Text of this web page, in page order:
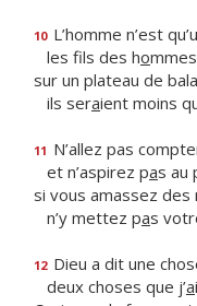
10 L’homme n’est
les fils des ho
sur un plateau de
ils seraient moins
11 N’allez pas
et n’aspirez pas au
si vous amassez des
n’y mettez pas
12 Dieu a dit une
deux choses que j’a